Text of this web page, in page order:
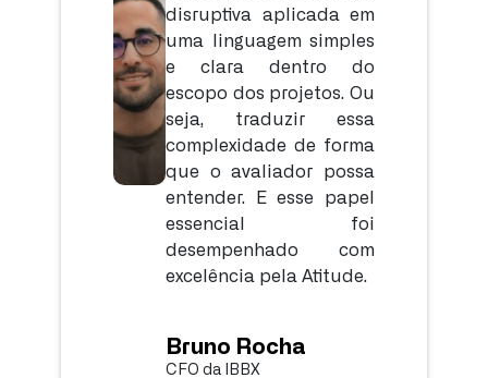
disruptiva aplicada em
uma linguagem simples
e clara dentro do
escopo dos projetos. Ou
seja, traduzir essa
complexidade de forma
que o avaliador possa
entender. E esse papel
essencial foi
desempenhado com
excelência pela Atitude.
Bruno Rocha
CFO da IBBX